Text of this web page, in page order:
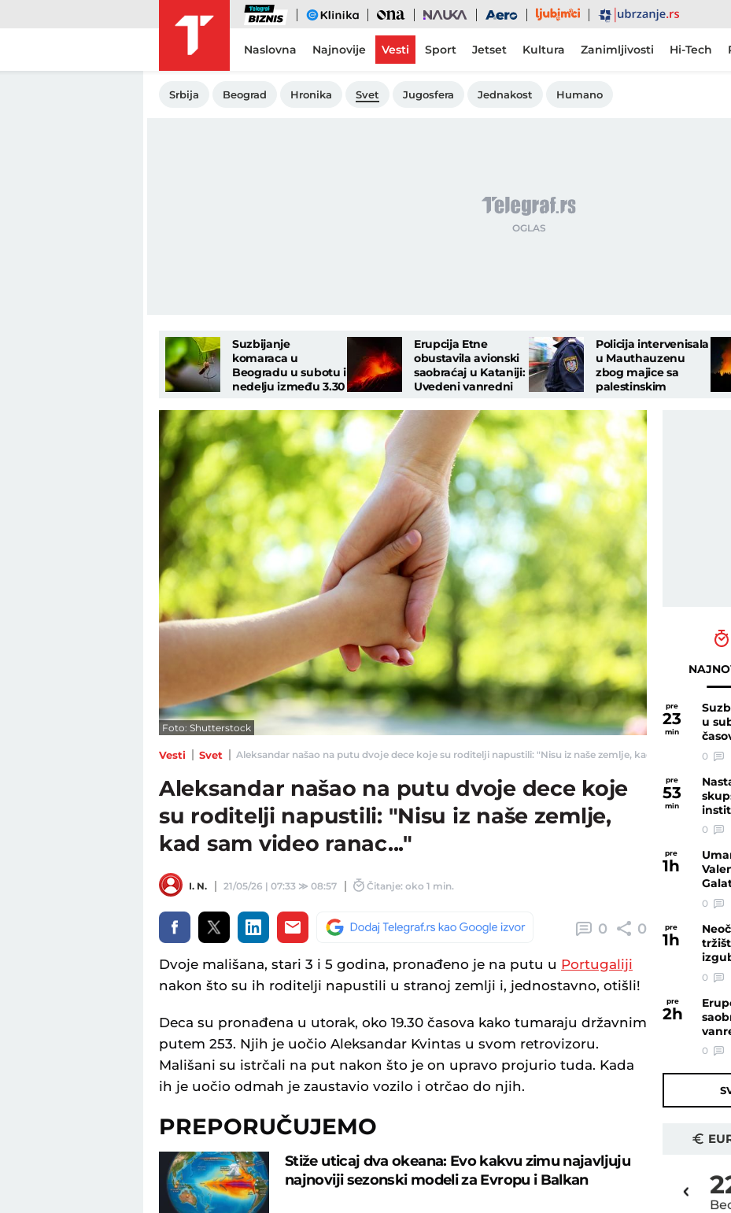
Biznis eKlinika Ona Nauka Aero Ljubimci Ubrzanje
Naslovna Najnovije Vesti Sport Jetset Kultura Zanimljivosti Hi-Tech
Srbija Beograd Hronika Svet Jugosfera Jednakost Humano
Suzbijanje
komaraca u
Beogradu u subotu i
nedelju između 3.30
Erupcija Etne
obustavila avionski
saobraćaj u Kataniji:
Uvedeni vanredni
Policija intervenisala
u Mauthauzenu
zbog majice sa
palestinskim
Foto: Shutterstock
Vesti Svet Aleksandar našao na putu dvoje dece koje su roditelji napustili: "Nisu iz naše zemlje, kad sam video
Aleksandar našao na putu dvoje dece koje
su roditelji napustili: "Nisu iz naše zemlje,
kad sam video ranac..."
I. N. 21/05/26 | 07:33 ≫ 08:57 Čitanje: oko 1 min.
0 0
Dvoje mališana, stari 3 i 5 godina, pronađeno je na putu u Portugaliji
nakon što su ih roditelji napustili u stranoj zemlji i, jednostavno, otišli!
Deca su pronađena u utorak, oko 19.30 časova kako tumaraju državnim
putem 253. Njih je uočio Aleksandar Kvintas u svom retrovizoru.
Mališani su istrčali na put nakon što je on upravo projurio tuda. Kada
ih je uočio odmah je zaustavio vozilo i otrčao do njih.
PREPORUČUJEMO
Stiže uticaj dva okeana: Evo kakvu zimu najavljuju
najnoviji sezonski modeli za Evropu i Balkan
pre
23
min
u
0
pre
53
min
0
pre
1h
0
pre
1h
0
pre
2h
0
17o C